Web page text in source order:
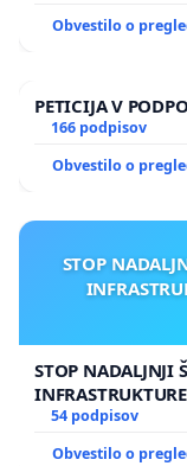
Obvestilo o
PETICIJA V
166 podpisov
Obvestilo o
STOP
STOP NADALJNJI
GRADIŠČAKU
54 podpisov
Obvestilo o